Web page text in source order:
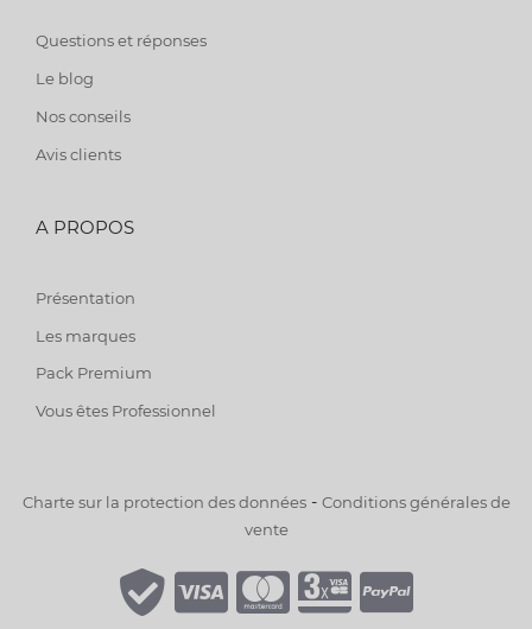
Questions et réponses
Le blog
Nos conseils
Avis clients
A PROPOS
Présentation
Les marques
Pack Premium
Vous êtes Professionnel
Charte sur la protection des données- Conditions générales de
vente